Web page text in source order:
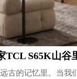
TCL S65K山谷
古的记忆里。当我